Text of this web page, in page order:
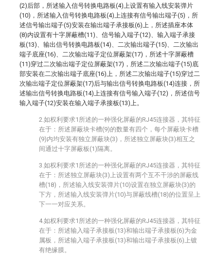
(2)后部，所述输入信号转换电路板(4)上设置有输入线安装弹片
(10)，所述输入信号转换电路板(4)上连接有信号输出端子(5)，所
述信号输出端子(5)安装在输出端子承接板(6)上，所述插座本体
(8)内设置有十字屏蔽槽(11)、信号输入端子(12)、输入端子承接
板(13)、输出信号转换电路板(14)、二次输出端子(15)、二次输出
端子底座(16)、二次输出端子定位屏蔽架(17)，所述十字屏蔽槽
(11)穿过二次输出端子定位屏蔽架(17)，所述二次输出端子(15)底
部安装在二次输出端子底座(16)上，所述二次输出端子(15)穿过二
次输出端子定位屏蔽架(17)后与输出信号转换电路板(14)连接，所
述输出信号转换电路板(14)上连接有信号输入端子(12)，所述信号
输入端子(12)安装在输入端子承接板(13)上。
2.如权利要求1所述的一种强化屏蔽的RJ45连接器，其特征
在于：所述屏蔽块卡槽(9)的数量有四个，每个屏蔽块卡槽
(9)内均安装有独立屏蔽块(3)，所述独立屏蔽块(3)相互之
间通过十字屏蔽板(1)隔离。
3.如权利要求1所述的一种强化屏蔽的RJ45连接器，其特征
在于：所述独立屏蔽块(3)上设置有两个互不干涉的屏蔽线
槽(18)，所述输入线安装弹片(10)设置在独立屏蔽块(3)的
下方，所述输入线安装弹片(10)与屏蔽线槽(18)的位置呈上
下一一对应关系。
4.如权利要求1所述的一种强化屏蔽的RJ45连接器，其特征
在于：所述输入端子承接板(13)和输出端子承接板(6)为金
属板，所述输入端子承接板(13)和输出端子承接板(6)上镀
有绝缘膜。